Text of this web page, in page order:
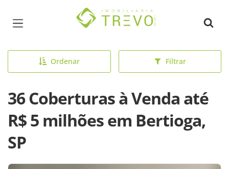
Página inicial
Ordenar Filtrar
36 Coberturas à Venda até
R$ 5 milhões em Bertioga,
SP